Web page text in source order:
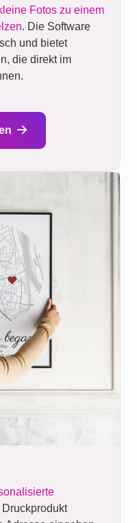
Fotos zu einem
. Die Software
und bietet
die direkt im